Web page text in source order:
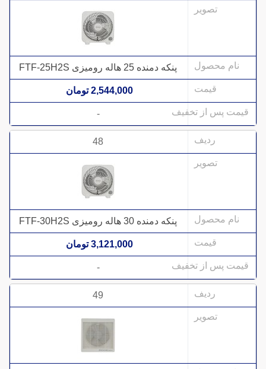
پنکه دمنده 25 هاله رومیزی FTF-25H2S
2,544,000 تومان
-
48
پنکه دمنده 30 هاله رومیزی FTF-30H2S
3,121,000 تومان
-
49